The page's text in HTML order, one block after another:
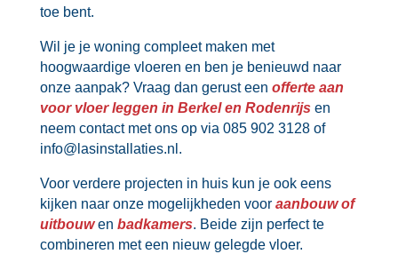
toe bent.​
Wil je je woning compleet maken met
hoogwaardige vloeren en ben je benieuwd naar
onze aanpak? Vraag dan gerust een offerte aan
voor vloer leggen in Berkel en Rodenrijs en
neem contact met ons op via 085 902 3128 of
info@lasinstallaties.​nl.​
Voor verdere projecten in huis kun je ook eens
kijken naar onze mogelijkheden voor aanbouw of
uitbouwen badkamers.​ Beide zijn perfect te
combineren met een nieuw gelegde vloer.​